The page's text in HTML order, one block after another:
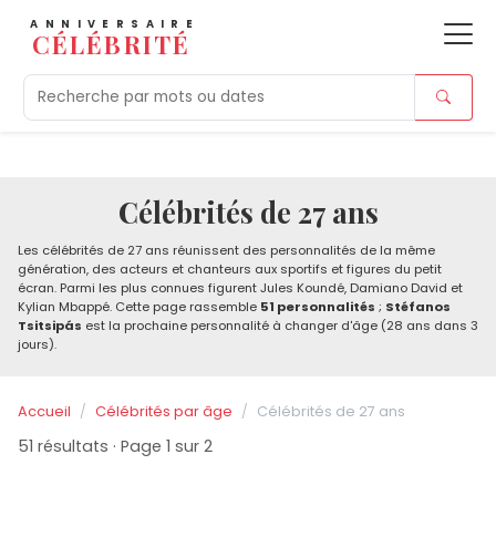
ANNIVERSAIRE
CÉLÉBRITÉ
Aujourd'hui Tendances Morts
Célébrités de 27 ans
Les célébrités de 27 ans réunissent des personnalités de la même
génération, des acteurs et chanteurs aux sportifs et figures du petit
écran. Parmi les plus connues figurent Jules Koundé, Damiano David et
Kylian Mbappé. Cette page rassemble 51 personnalités ; Stéfanos
Tsitsipás est la prochaine personnalité à changer d'âge (28 ans dans 3
jours).
Accueil Célébrités par âge Célébrités de 27 ans
51 résultats · Page 1 sur 2